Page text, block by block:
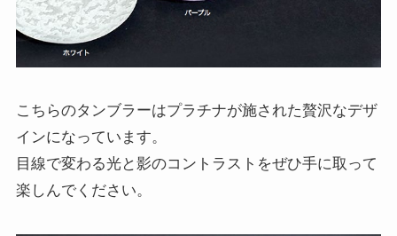
こちらのタンブラーはプラチナが施された贅沢なデザ
インになっています。
目線で変わる光と影のコントラストをぜひ手に取って
楽しんでください。